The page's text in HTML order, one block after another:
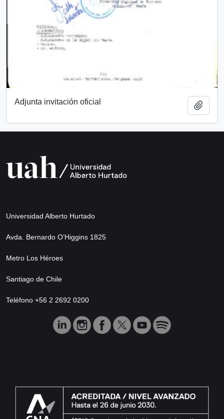
Adjunta invitación oficial
Universidad Alberto Hurtado
Avda. Bernardo O’Higgins 1825
Metro Los Héroes
Santiago de Chile
Teléfono +56 2 2692 0200